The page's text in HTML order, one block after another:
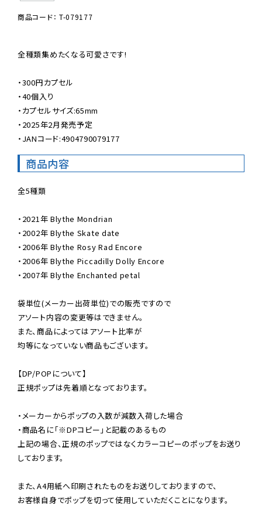
商品コード： T-079177
全種類集めたくなる可愛さです!
・300円カプセル
・40個入り
・カプセルサイズ:65mm
・2025年2月発売予定
・JANコード:4904790079177
商品内容
全5種類
・2021年 Blythe Mondrian
・2002年 Blythe Skate date
・2006年 Blythe Rosy Rad Encore
・2006年 Blythe Piccadilly Dolly Encore
・2007年 Blythe Enchanted petal
袋単位(メーカー出荷単位)での販売ですので
アソート内容の変更等はできません。
また、商品によってはアソート比率が
均等になっていない商品もございます。
【DP/POPについて】
正規ポップは先着順となっております。
・メーカーからポップの入数が減数入荷した場合
・商品名に「※DPコピー」と記載のあるもの
上記の場合、正規のポップではなくカラーコピーのポップをお送り
しております。
また、A4用紙へ印刷されたものをお送りしておりますので、
お客様自身でポップを切って使用していただくことになります。